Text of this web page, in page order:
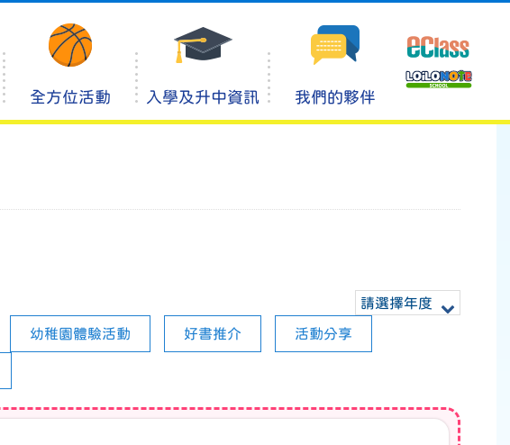
全方位活動 入學及升中資訊 我們的夥伴
請選擇年度
幼稚園體驗活動 好書推介 活動分享